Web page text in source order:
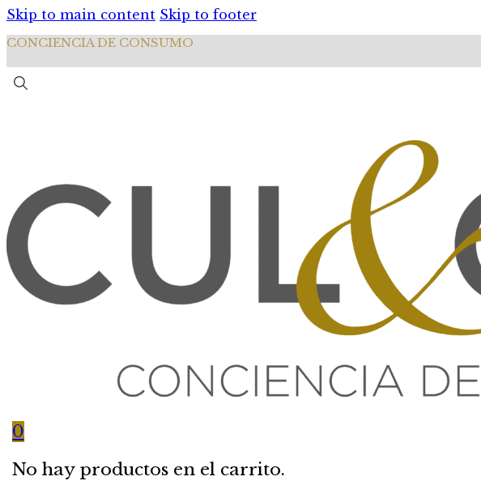
Skip to main content Skip to footer
CONCIENCIA DE CONSUMO
0
No hay productos en el carrito.